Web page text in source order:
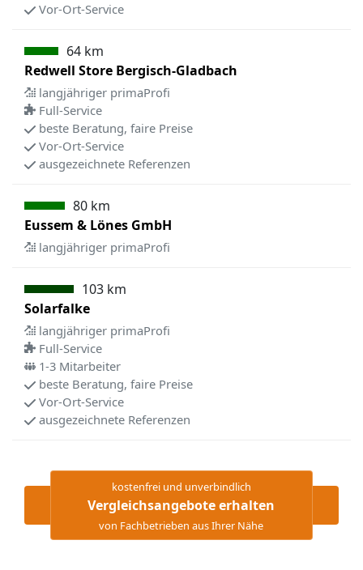
Vor-Ort-Service
64 km
Redwell Store Bergisch-Gladbach
langjähriger primaProfi
Full-Service
beste Beratung, faire Preise
Vor-Ort-Service
ausgezeichnete Referenzen
80 km
Eussem & Lönes GmbH
langjähriger primaProfi
103 km
Solarfalke
langjähriger primaProfi
Full-Service
1-3 Mitarbeiter
beste Beratung, faire Preise
Vor-Ort-Service
ausgezeichnete Referenzen
kostenfrei und unverbindlich
Vergleichsangebote erhalten
von Fachbetrieben aus Ihrer Nähe